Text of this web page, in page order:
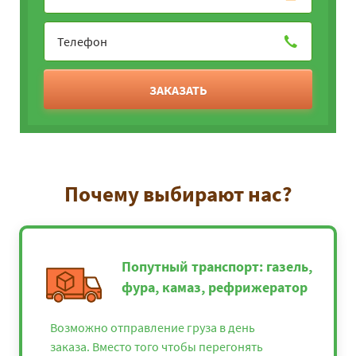
ЗАКАЗАТЬ
Почему выбирают нас?
Попутный транспорт: газель,
фура, камаз, рефрижератор
Возможно отправление груза в день
заказа. Вместо того чтобы перегонять